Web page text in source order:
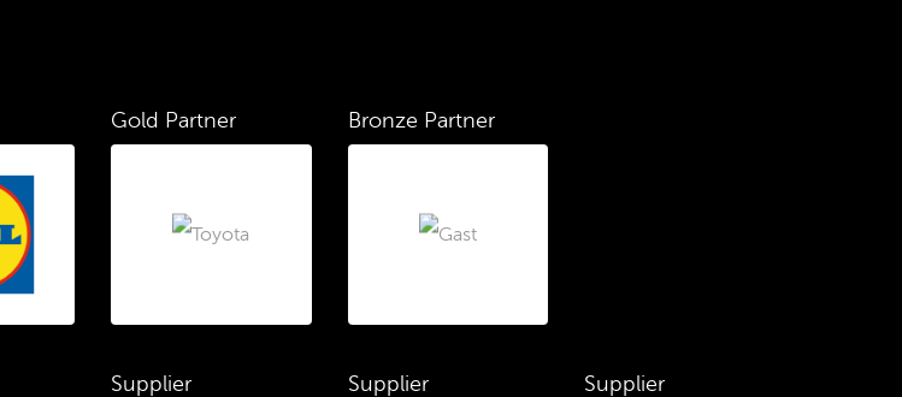
Gold Partner Bronze Partner
Supplier Supplier Supplier